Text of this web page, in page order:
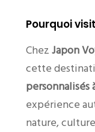
Pourquoi
ChezJapon
cette
personnalisés
expérience
nature,